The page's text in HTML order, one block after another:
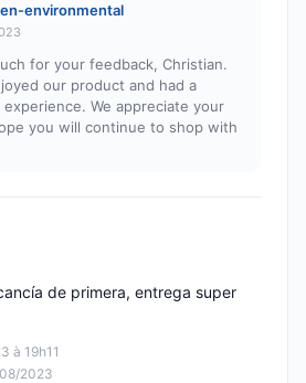
environmental
for your feedback, Christian.
our product and had a
We appreciate your
you will continue to shop with
à 19h11
2023
de primera, entrega super